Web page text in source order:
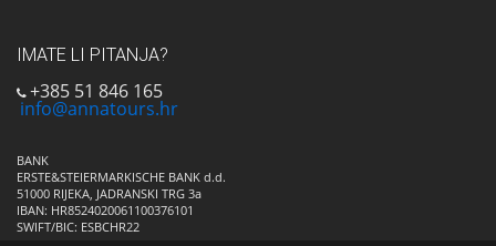
IMATE LI PITANJA?
+385 51 846 165
info@annatours.hr
BANK
ERSTE&STEIERMARKISCHE BANK d.d.
51000 RIJEKA, JADRANSKI TRG 3a
IBAN: HR8524020061100376101
SWIFT/BIC: ESBCHR22